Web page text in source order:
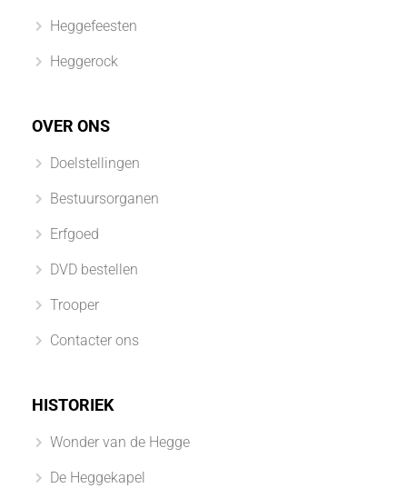
Heggefeesten
Heggerock
OVER ONS
Doelstellingen
Bestuursorganen
Erfgoed
DVD bestellen
Trooper
Contacter ons
HISTORIEK
Wonder van de Hegge
De Heggekapel